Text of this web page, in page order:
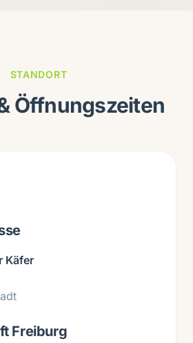
STANDORT
Öffnungszeiten
Käfer
Freiburg